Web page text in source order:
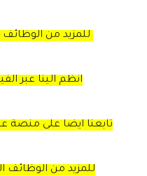
للمزيد من
انظم الينا عبر
تابعنا ايضا على منصة
للمزيد من الوظائف